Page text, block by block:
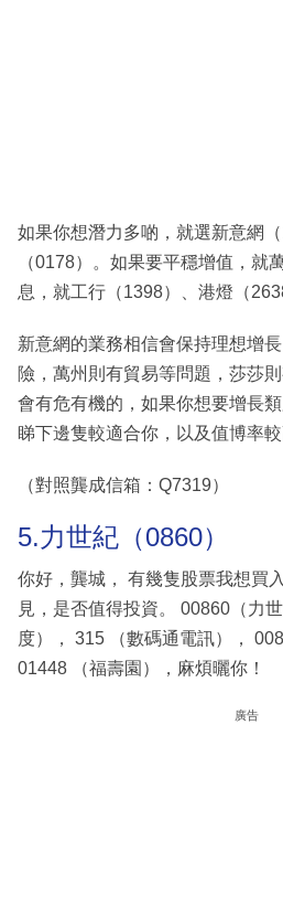
如果你想潛力多啲，就選新意網
（0178）。如果要平穩增值，就
息，就工行（1398）、港燈（
新意網的業務相信會保持理想增
險，萬州則有貿易等問題，莎莎
會有危有機的，如果你想要增長
睇下邊隻較適合你，以及值博率較
（對照龔成信箱：Q7319）
5.力世紀（0860）
你好，龔城， 有幾隻股票我想買
見，是否值得投資。 00860（力
度）， 315 （數碼通電訊），
01448 （福壽園），麻煩曬你！
廣告